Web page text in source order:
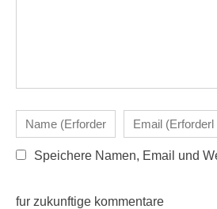
Speichere Namen, Email und
fur zukunftige kommentare